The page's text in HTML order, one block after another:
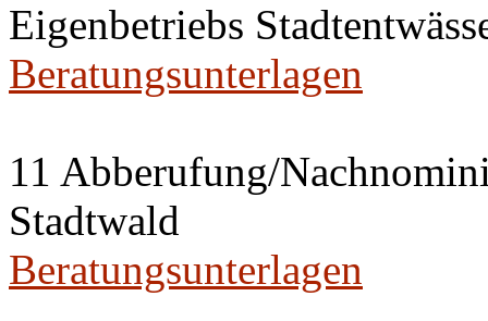
Eigenbetriebs
Beratungsunterlagen
11 Abberufung/
Stadtwald
Beratungsunterlagen